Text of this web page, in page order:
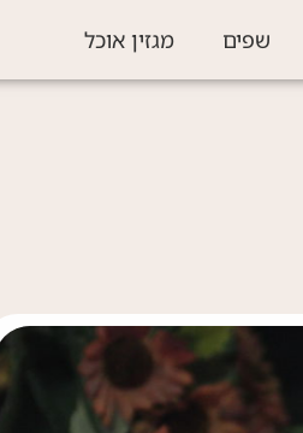
שפים מגזין אוכל